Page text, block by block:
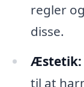
regler
disse.
Æstetik:
til at